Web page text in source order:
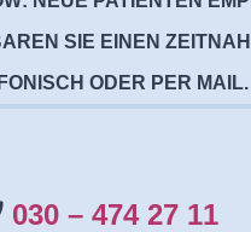
SIE EINEN
ODER PER MAIL.
030 – 474 27 11